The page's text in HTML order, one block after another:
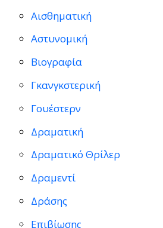
Αισθηματική
Αστυνομική
Βιογραφία
Γκανγκστερική
Γουέστερν
Δραματική
Δραματικό Θρίλερ
Δραμεντί
Δράσης
Επιβίωσης